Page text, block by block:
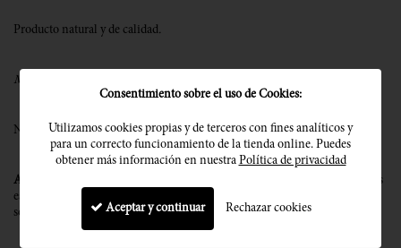
Producto natural y de calidad.
Made in Barcelona
Nuestros artículos poseen el certificado OEKO TEX® Standard 100.
ASESORAMIENTO PERSONALIZADO
¿Tienes dudas sobre qué cojines
escoger y cómo combinarlos? Estoy a tu lado para ofrecerte la mejor
solución a tus necesidades. Contacta con Pepitablanca
Consentimiento sobre el uso de Cookies:
Utilizamos cookies propias y de terceros con fines analíticos y
para un correcto funcionamiento de la tienda online. Puedes
obtener más información en nuestra Política de privacidad
Aceptar y continuar Rechazar cookies